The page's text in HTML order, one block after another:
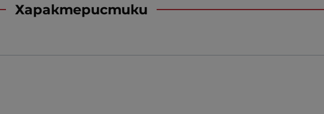
Характеристики